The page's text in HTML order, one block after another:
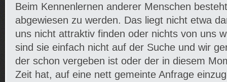
Beim Kennenlernen anderer Menschen
abgewiesen zu werden. Das liegt nicht etwa
uns nicht attraktiv finden oder nichts von uns
sind sie einfach nicht auf der Suche und wir
der schon vergeben ist oder der in diesem
Zeit hat, auf eine nett gemeinte Anfrage